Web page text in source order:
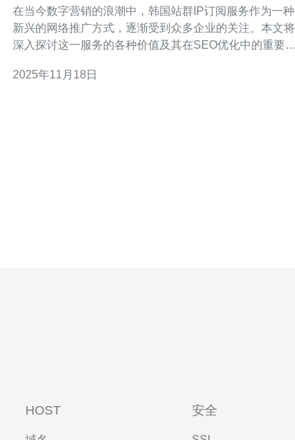
在当今数字营销的浪潮中，韩国站群IP订阅服务作为一种
新兴的网络推广方式，逐渐受到众多企业的关注。本文将
深入探讨这一服务的各种价值及其在SEO优化中的重要
率。 什么是韩国站群IP订阅服务？ 韩国站群IP订阅服务是
2025年11月18日
HOST 安全